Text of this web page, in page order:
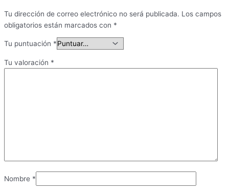
Tu dirección de correo electrónico no será publicada. Los campos
obligatorios están marcados con *
Tu puntuación *
Tu valoración *
Nombre *